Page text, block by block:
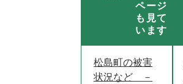
ページ
も見て
います
松島町の被害
状況など －